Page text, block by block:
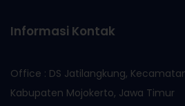
Informasi Kontak
Office : DS Jatilangkung,
Kabupaten Mojokerto, Jawa Timur